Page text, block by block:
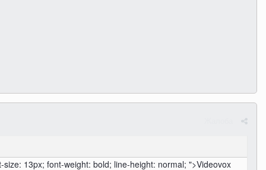
13px; font-weight: bold; line-height: normal; ">Videovox